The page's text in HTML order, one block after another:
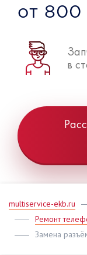
от 800
в
multiservice-ekb.ru
Ремонт
Замена